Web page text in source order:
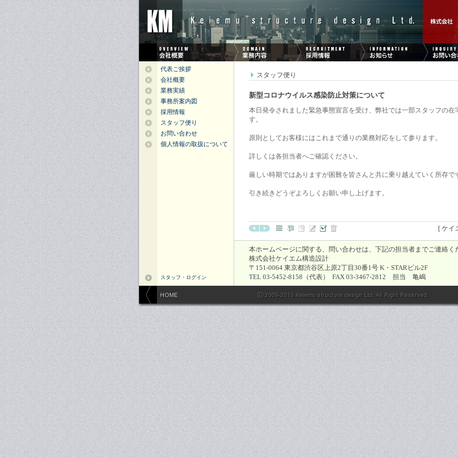
代表ご挨拶
会社概要
業務実績
事務所案内図
採用情報
スタッフ便り
お問い合わせ
個人情報の取扱について
スタッフ便り
新型コロナウイルス感染防止対策について
本日発令されました緊急事態宣言を受け、弊社では一部スタッフの在
す。
原則としてお客様にはこれまで通りの業務対応をして参ります。
詳しくは各担当者へご確認ください。
厳しい時期ではありますが困難を皆さんと共に乗り越えていく所存で
引き続きどうぞよろしくお願い申し上げます。
[ ケイ
スタッフ・ログイン
本ホームページに関する、問い合わせは、下記の担当者までご連絡く
株式会社ケイエム構造設計
〒151-0064 東京都渋谷区上原2丁目30番1号 K・STARビル2F
TEL 03-5452-8158（代表） FAX 03-3467-2812 担当 亀嶋